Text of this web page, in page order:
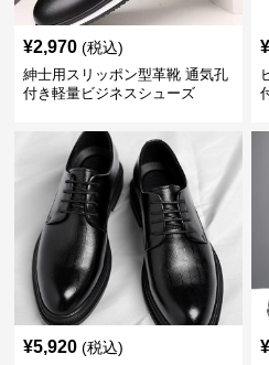
¥2,970 (税込)
紳士用スリッポン型革靴 通気孔
付き軽量ビジネスシューズ
¥
¥5,920 (税込) ¥